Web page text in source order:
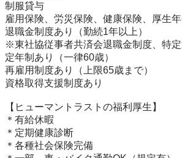
制服貸与
雇用保険、労災保険、健康保険、厚生
退職金制度あり（勤続1年以上）
※東社協従事者共済会退職金制度、特
定年制あり（一律60歳）
再雇用制度あり（上限65歳まで）
資格取得支援制度あり
【ヒューマントラストの福利厚生】
＊有給休暇
＊定期健康診断
＊各種社会保険完備